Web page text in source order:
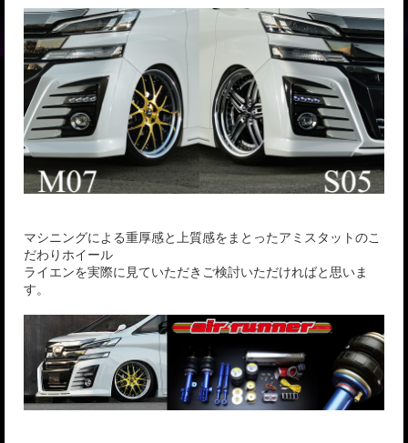
マシニングによる重厚感と上質感をまとったアミスタットのこ
だわりホイール
ライエンを実際に見ていただきご検討いただければと思いま
す。